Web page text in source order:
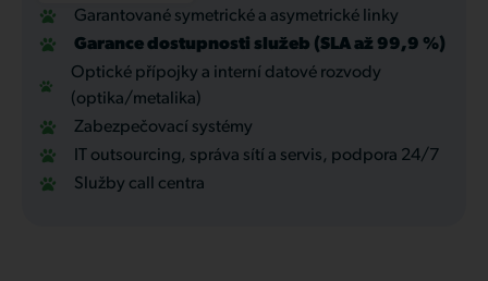
Garantované symetrické a asymetrické linky
Garance dostupnosti služeb (SLA až 99,9 %)
Optické přípojky a interní datové rozvody
(optika/metalika)
Zabezpečovací systémy
IT outsourcing, správa sítí a servis, podpora 24/7
Služby call centra